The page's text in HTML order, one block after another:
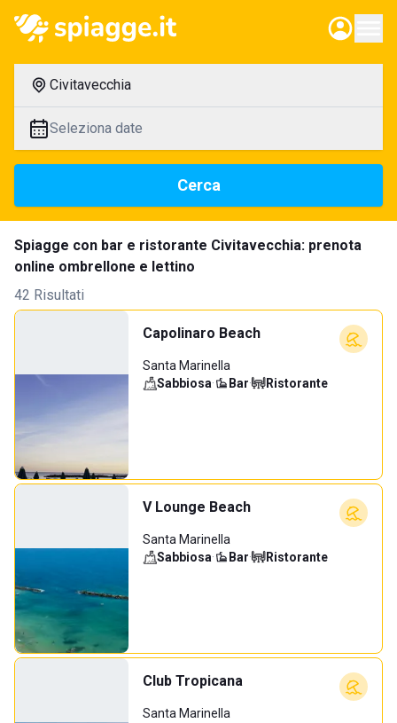
Civitavecchia
Seleziona date
Cerca
Spiagge con bar e ristorante Civitavecchia: prenota
online ombrellone e lettino
42 Risultati
Capolinaro Beach
Santa Marinella
Sabbiosa· Bar· Ristorante
V Lounge Beach
Santa Marinella
Sabbiosa· Bar· Ristorante
Club Tropicana
Santa Marinella